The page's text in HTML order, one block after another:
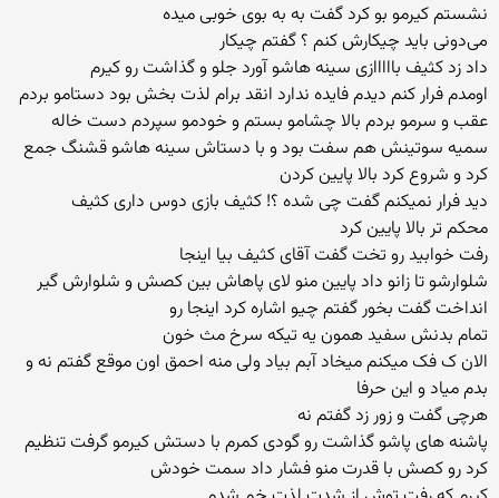
نشستم کیرمو بو کرد گفت به به بوی خوبی میده
می‌دونی باید چیکارش کنم ؟ گفتم چیکار
داد زد کثیف بااااازی سینه هاشو آورد جلو و گذاشت رو کیرم
اومدم فرار کنم دیدم فایده ندارد انقد برام لذت بخش بود دستامو بردم
عقب و سرمو بردم بالا چشامو بستم و خودمو سپردم دست خاله
سمیه سوتینش هم سفت بود و با دستاش سینه هاشو قشنگ جمع
کرد و شروع کرد بالا پایین کردن
دید فرار نمیکنم گفت چی شده ؟! کثیف بازی دوس داری کثیف
محکم تر بالا پایین کرد
رفت خوابید رو تخت گفت آقای کثیف بیا اینجا
شلوارشو تا زانو داد پایین منو لای پاهاش بین کصش و شلوارش گیر
انداخت گفت بخور گفتم چیو اشاره کرد اینجا رو
تمام بدنش سفید همون یه تیکه سرخ مث خون
الان ک فک میکنم میخاد آبم بیاد ولی منه احمق اون موقع گفتم نه و
بدم میاد و این حرفا
هرچی گفت و زور زد گفتم نه
پاشنه های پاشو گذاشت رو گودی کمرم با دستش کیرمو گرفت تنظیم
کرد رو کصش با قدرت منو فشار داد سمت خودش